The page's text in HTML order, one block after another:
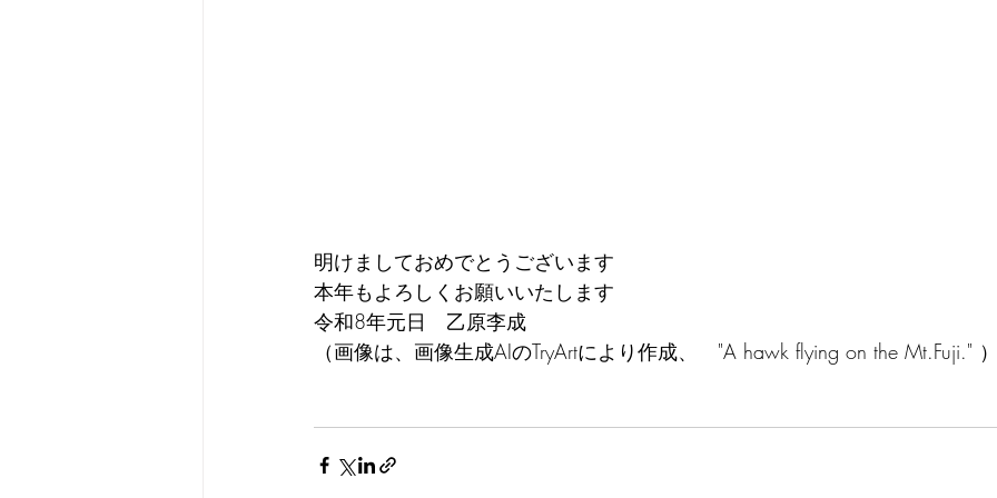
明けましておめでとうございます
本年もよろしくお願いいたします
令和8年元日　乙原李成
（画像は、画像生成AIのTryArtにより作成、　"A hawk flying on the Mt.Fuji."